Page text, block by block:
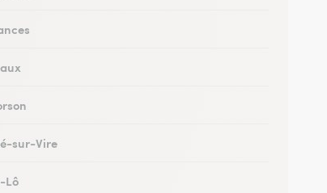
sur-Vire
Lô